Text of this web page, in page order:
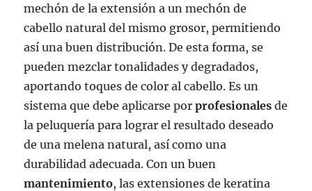
mechón de la extensión a un mechón de
cabello natural del mismo grosor, permitiendo
así una buen distribución. De esta forma, se
pueden mezclar tonalidades y degradados,
aportando toques de color al cabello. Es un
sistema que debe aplicarse porprofesionales de
la peluquería para lograr el resultado deseado
de una melena natural, así como una
durabilidad adecuada. Con un buen
mantenimiento, las extensiones de keratina